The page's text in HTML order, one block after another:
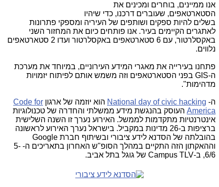
אנו ממיינים, בוחרים ומכינים את
הסטארטאפים, שעוברים דרכנו, כדי שיהיו
בשלים להיות ספקים ושותפים של העיריה ומספקי פתרונות
לאתגרים הקיימים בעיר. אנו פותחים כיום את המחזור השני
באקסלרטור, עם 6 סטארטאפים באקסלרטור ועדו 2 סטארטאפים
נלווים.
פתחנו בעירייה את מאגרי המידע העירוניים, במיוחד את מערכת
ה-GIS בפני הסטארטאפים וזה משמש אותם לפיתוח יזמויות
מדהימות".
ה- National day of civic hacking הוא יוזמה של ארגון Code for
America העוסק בהנגשת מידע ממשלתי והחדרה של טכנולוגיות
אינטרנטיות מתקדמות לממשל. האירוע נערך זו השנה השלישית
ברציפות ב-26 מדינות במקביל. בישראל נערך האירוע לראשונה
בהובלתה של הסדנא לידע ציבורי ובשיתוף חברת Google
וההאקתון הזה התקיים במהלך הסופ"ש האחרון בתאריכים ה- 5-
6/6, ב-
Campus TLV של גוגל בתל אביב.